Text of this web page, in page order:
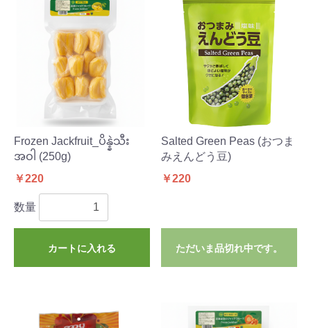
Frozen Jackfruit_ပိန္နဲသီး
အဝါ (250g)
￥220
数量
カートに入れる
Salted Green Peas (おつま
みえんどう豆)
￥220
ただいま品切れ中です。